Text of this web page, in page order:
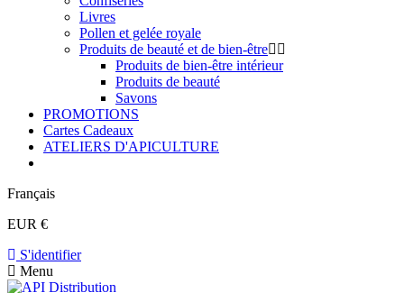
Livres
Pollen et gelée royale
Produits de beauté et de bien-être
Produits de bien-être intérieur
Produits de beauté
Savons
PROMOTIONS
Cartes Cadeaux
ATELIERS D'APICULTURE
Français
EUR €
S'identifier
Menu